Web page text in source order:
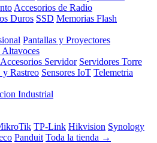
Accesorios de Radio
Duros SSD Memorias Flash
Pantallas y Proyectores
Accesorios Servidor Servidores Torre
y Rastreo Sensores IoT Telemetria
Industrial
TP-Link Hikvision Synology
Panduit Toda la tienda →